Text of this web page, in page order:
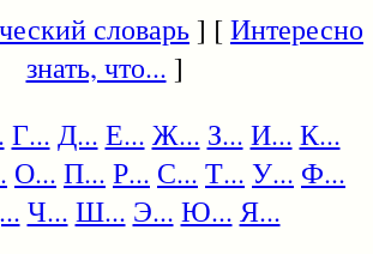
словарь] [Интересно
знать, что... ]
Г... Д... Е... Ж... З... И... К...
О... П... Р... С... Т... У... Ф...
Ч... Ш... Э... Ю... Я...